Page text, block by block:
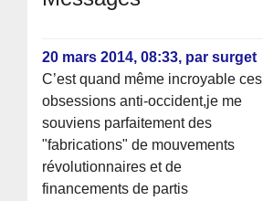
20 mars 2014, 08:33, parsurget
C’est quand même incroyable ces
obsessions anti-occident,je me
souviens parfaitement des
"fabrications" de mouvements
révolutionnaires et de
financements de partis